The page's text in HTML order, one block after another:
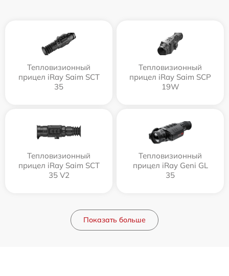
Тепловизионный
прицел iRay Saim SCT
35
Тепловизионный
прицел iRay Saim SCP
19W
Тепловизионный
прицел iRay Saim SCT
35 V2
Тепловизионный
прицел iRay Geni GL
35
Показать больше